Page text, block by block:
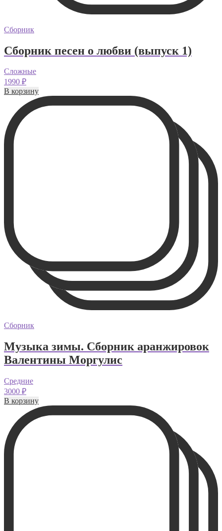
Сборник
Сборник песен о любви (выпуск 1)
Сложные
1990 ₽
В корзину
Сборник
Музыка зимы. Сборник аранжировок
Валентины Моргулис
Средние
3000 ₽
В корзину